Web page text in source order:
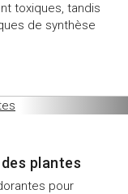
toxiques, tandis
de synthèse
plantes
pour